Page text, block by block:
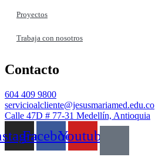
Proyectos
Trabaja con nosotros
Contacto
604 409 9800
servicioalcliente@jesusmariamed.edu.co
Calle 47D # 77-31 Medellín, Antioquia
FacebookYoutube